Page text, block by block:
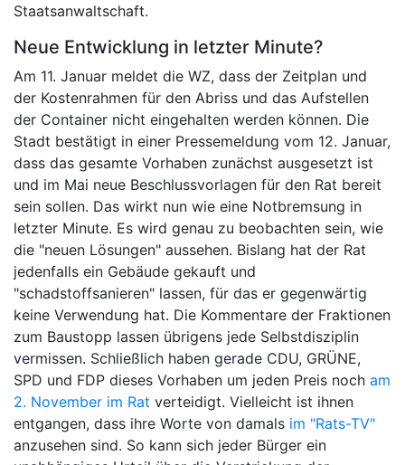
Staatsanwaltschaft.
Neue Entwicklung in letzter Minute?
Am 11. Januar meldet die WZ, dass der Zeitplan und
der Kostenrahmen für den Abriss und das Aufstellen
der Container nicht eingehalten werden können. Die
Stadt bestätigt in einer Pressemeldung vom 12. Januar,
dass das gesamte Vorhaben zunächst ausgesetzt ist
und im Mai neue Beschlussvorlagen für den Rat bereit
sein sollen. Das wirkt nun wie eine Notbremsung in
letzter Minute. Es wird genau zu beobachten sein, wie
die "neuen Lösungen" aussehen. Bislang hat der Rat
jedenfalls ein Gebäude gekauft und
"schadstoffsanieren" lassen, für das er gegenwärtig
keine Verwendung hat. Die Kommentare der Fraktionen
zum Baustopp lassen übrigens jede Selbstdisziplin
vermissen. Schließlich haben gerade CDU, GRÜNE,
SPD und FDP dieses Vorhaben um jeden Preis noch am
2. November im Rat verteidigt. Vielleicht ist ihnen
entgangen, dass ihre Worte von damals im "Rats-TV"
anzusehen sind. So kann sich jeder Bürger ein